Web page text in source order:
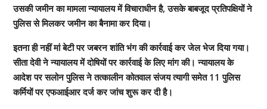
उसकी जमीन का मामला न्यायालय में विचाराधीन है, उसके बाबजूद प्रतिपक्षियों ने
पुलिस से मिलकर जमीन का बैनामा कर दिया।
इतना ही नहीं मां बेटी पर जबरन शांति भंग की कार्रवाई कर जेल भेज दिया गया।
सीता देवी ने न्यायालय में दोषियों पर कार्रवाई के लिए मांग की। न्यायालय के
आदेश पर सलोन पुलिस ने तत्कालीन कोतवाल संजय त्यागी समेत 11 पुलिस
कर्मियों पर एफआईआर दर्ज कर जांच शुरू कर दी है।